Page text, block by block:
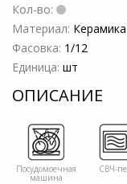
Кол-во:
Материал: Керамика
Фасовка: 1/12
Единица: шт
ОПИСАНИЕ
Посудомоечная
машина
СВЧ-